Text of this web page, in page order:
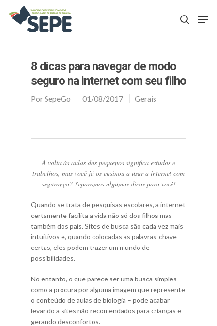
8 dicas para navegar de modo
seguro na internet com seu filho
PorSepeGo 01/08/2017 Gerais
A volta às aulas dos pequenos significa estudos e
trabalhos, mas você já os ensinou a usar a internet com
segurança? Separamos algumas dicas para você!
Quando se trata de pesquisas escolares, a internet
certamente facilita a vida não só dos filhos mas
também dos pais. Sites de busca são cada vez mais
intuitivos e, quando colocadas as palavras-chave
certas, eles podem trazer um mundo de
possibilidades.
No entanto, o que parece ser uma busca simples –
como a procura por alguma imagem que represente
o conteúdo de aulas de biologia – pode acabar
levando a sites não recomendados para crianças e
gerando desconfortos.